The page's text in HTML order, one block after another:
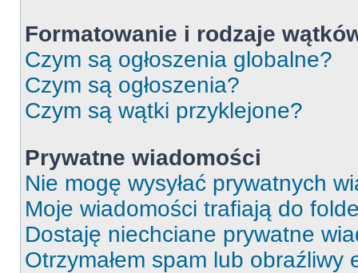
Formatowanie i rodzaje
Czym są ogłoszenia globalne?
Czym są ogłoszenia?
Czym są wątki przyklejone?
Prywatne wiadomości
Nie mogę wysyłać prywatnych
Moje wiadomości trafiają do
Dostaję niechciane prywatne
Otrzymałem spam lub